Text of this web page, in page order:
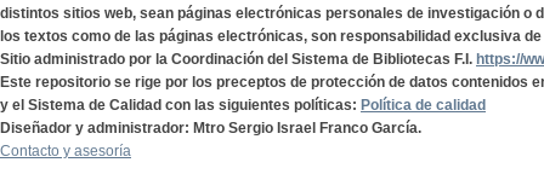
distintos sitios web, sean páginas electrónicas personales de investigación o
los textos como de las páginas electrónicas, son responsabilidad exclusiva
Sitio administrado por la Coordinación del Sistema de Bibliotecas F.I. https://
Este repositorio se rige por los preceptos de protección de datos contenidos
y el Sistema de Calidad con las siguientes políticas: Política de calidad
Diseñador y administrador: Mtro Sergio Israel Franco García.
Contacto y asesoría